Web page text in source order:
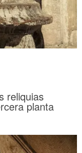
reliquias
planta